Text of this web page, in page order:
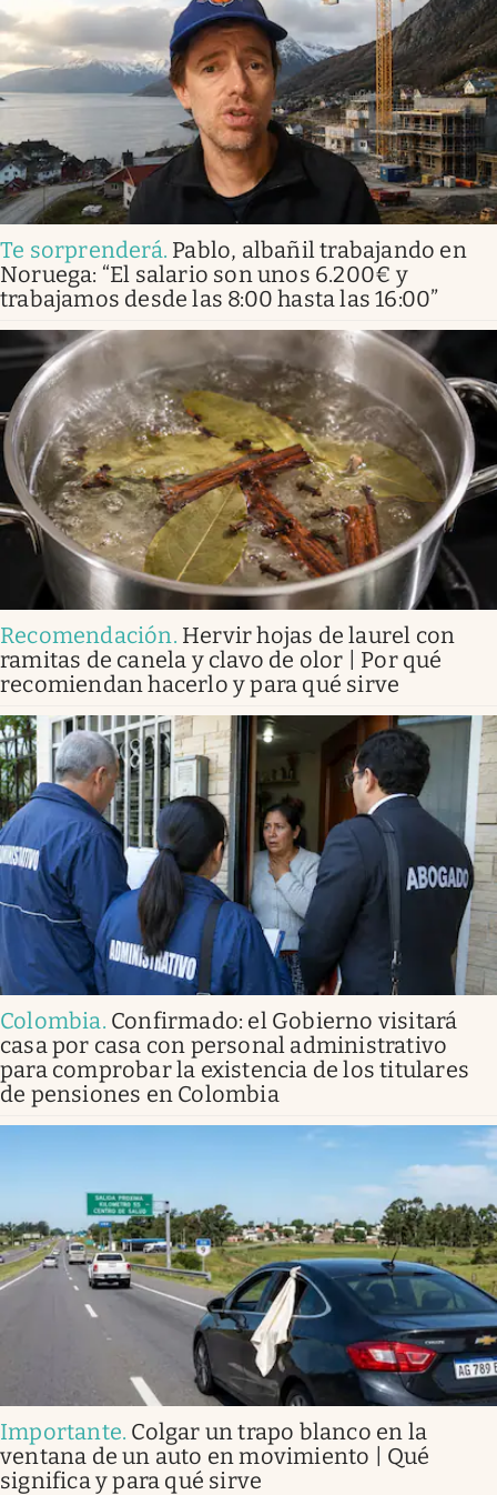
Te sorprenderá. Pablo, albañil trabajando en
Noruega: “El salario son unos 6.200€ y
trabajamos desde las 8:00 hasta las 16:00”
Recomendación. Hervir hojas de laurel con
ramitas de canela y clavo de olor | Por qué
recomiendan hacerlo y para qué sirve
Colombia. Confirmado: el Gobierno visitará
casa por casa con personal administrativo
para comprobar la existencia de los titulares
de pensiones en Colombia
Importante. Colgar un trapo blanco en la
ventana de un auto en movimiento | Qué
significa y para qué sirve